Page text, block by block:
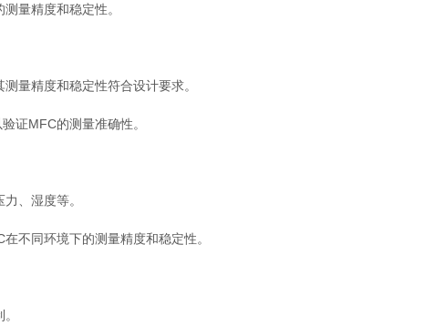
量精度和稳定性。
量精度和稳定性符合设计要求。
证MFC的测量准确性。
、湿度等。
同环境下的测量精度和稳定性。